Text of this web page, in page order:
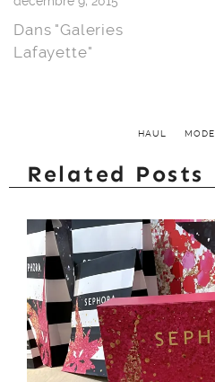
Dans "Galeries
Lafayette"
HAUL MODE
Related Posts